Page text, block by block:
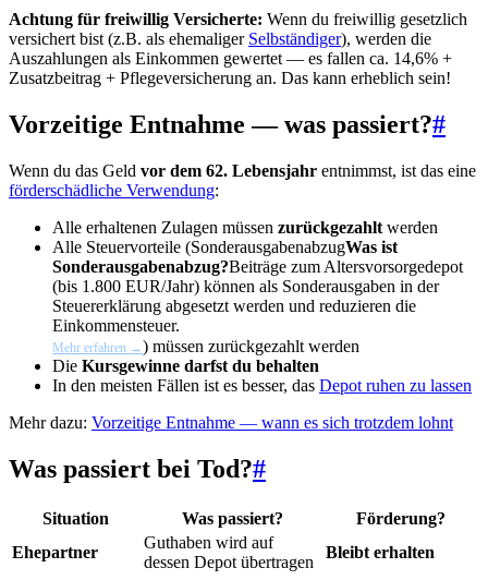
Achtung für freiwillig Versicherte: Wenn du freiwillig gesetzlich
versichert bist (z.B. als ehemaliger Selbständiger), werden die
Auszahlungen als Einkommen gewertet — es fallen ca. 14,6% +
Zusatzbeitrag + Pflegeversicherung an. Das kann erheblich sein!
Vorzeitige Entnahme — was passiert?#
Wenn du das Geld vor dem 62. Lebensjahr entnimmst, ist das eine
förderschädliche Verwendung:
Alle erhaltenen Zulagen müssen zurückgezahlt werden
Alle Steuervorteile (SonderausgabenabzugWas ist
Sonderausgabenabzug?Beiträge zum Altersvorsorgedepot
(bis 1.800 EUR/Jahr) können als Sonderausgaben in der
Steuererklärung abgesetzt werden und reduzieren die
Einkommensteuer.
Mehr erfahren →) müssen zurückgezahlt werden
Die Kursgewinne darfst du behalten
In den meisten Fällen ist es besser, das Depot ruhen zu lassen
Mehr dazu: Vorzeitige Entnahme — wann es sich trotzdem lohnt
Was passiert bei Tod?#
Situation Was passiert?
Förderung?
Ehepartner
Guthaben wird auf
dessen Depot übertragen
Bleibt erhalten